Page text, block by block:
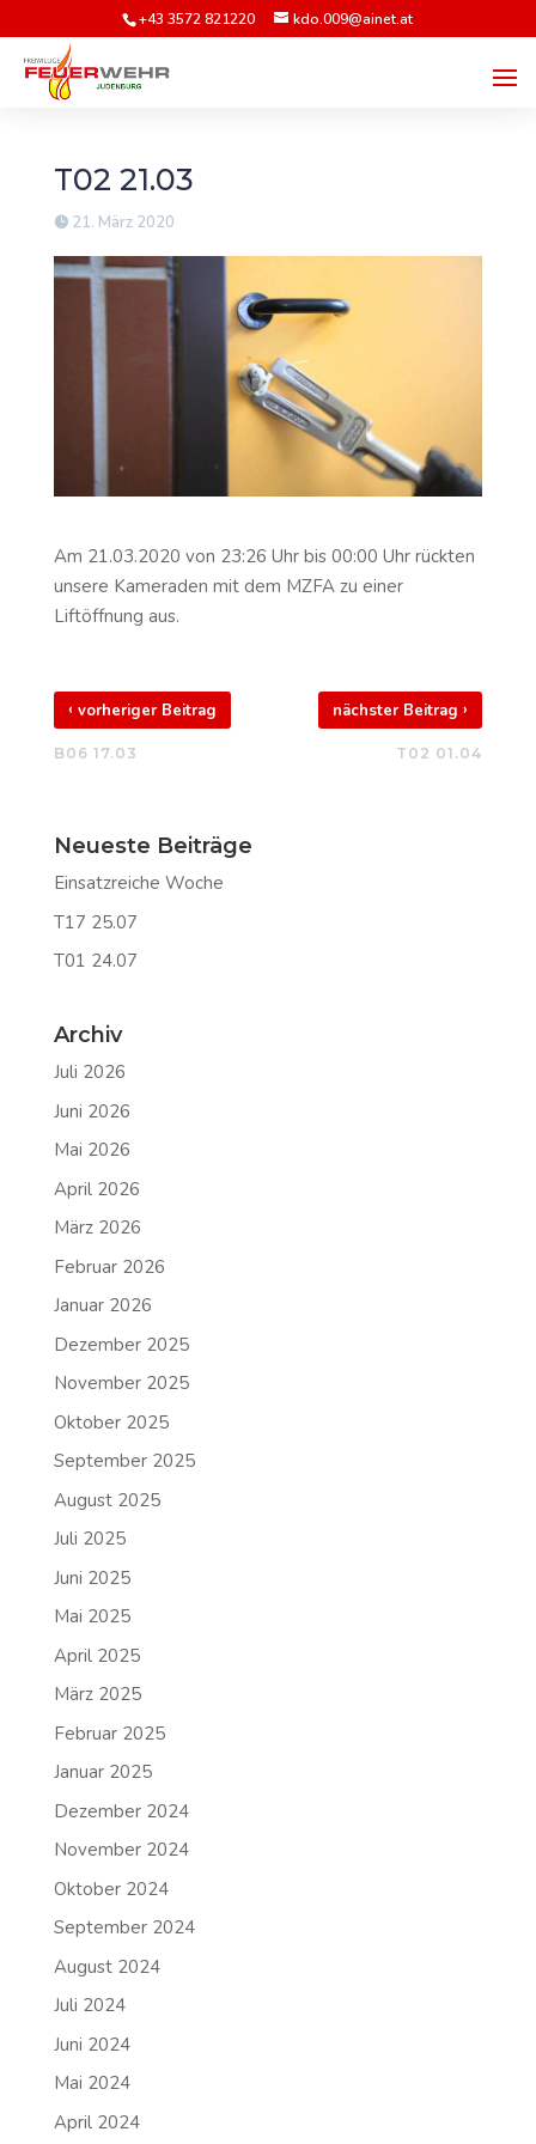
+43 3572 821220 kdo.009@ainet.at
T02 21.03
21. März 2020
Am 21.03.2020 von 23:26 Uhr bis 00:00 Uhr rückten
unsere Kameraden mit dem MZFA zu einer
Liftöffnung aus.
‹ vorheriger Beitrag
B06 17.03
nächster Beitrag›
T02 01.04
Neueste Beiträge
Einsatzreiche Woche
T17 25.07
T01 24.07
Archiv
Juli 2026
Juni 2026
Mai 2026
April 2026
März 2026
Februar 2026
Januar 2026
Dezember 2025
November 2025
Oktober 2025
September 2025
August 2025
Juli 2025
Juni 2025
Mai 2025
April 2025
März 2025
Februar 2025
Januar 2025
Dezember 2024
November 2024
Oktober 2024
September 2024
August 2024
Juli 2024
Juni 2024
Mai 2024
April 2024